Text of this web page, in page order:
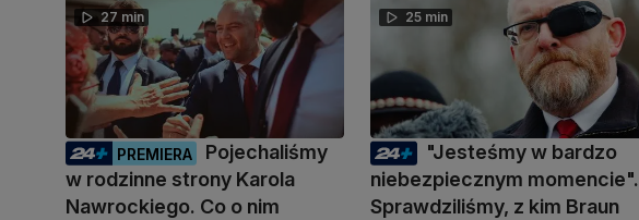
27 min
PREMIERA
Pojechaliśmy
w rodzinne strony Karola
Nawrockiego. Co o nim
25 min
"Jesteśmy w bardzo
niebezpiecznym momencie".
Sprawdziliśmy, z kim Braun